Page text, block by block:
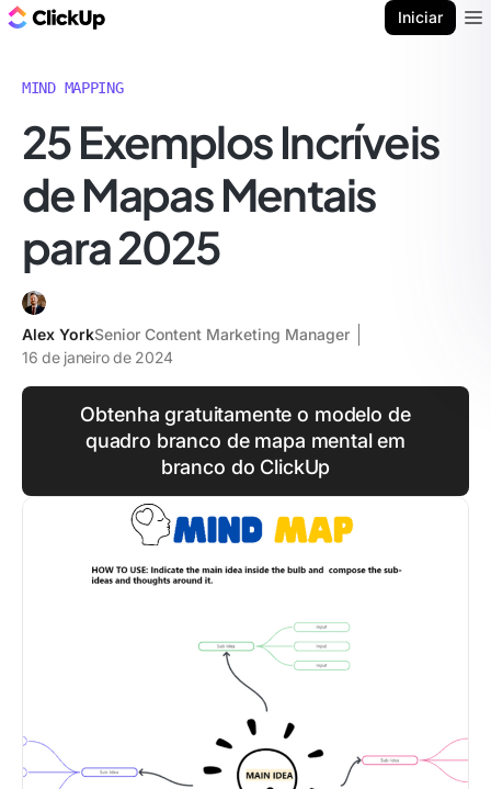
Iniciar
MIND MAPPING
25 Exemplos Incríveis
de Mapas Mentais
para 2025
Alex YorkSenior Content Marketing Manager
16 de janeiro de 2024
Obtenha gratuitamente o modelo de
quadro branco de mapa mental em
branco do ClickUp